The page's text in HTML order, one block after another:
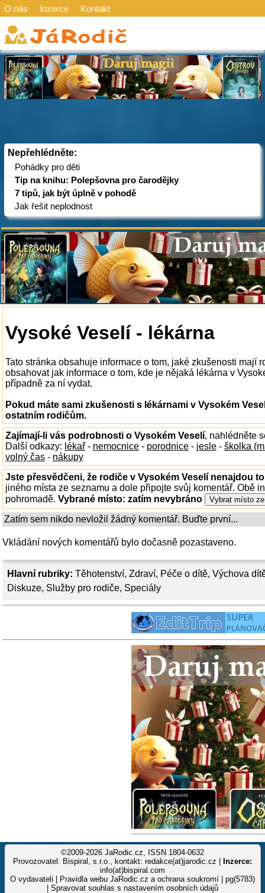
O nás Inzerce Kontakt
Nepřehlédněte:
Pohádky pro děti
Tip na knihu: Polepšovna pro čarodějky
7 tipů, jak být úplně v pohodě
Jak řešit neplodnost
Hlavní rubriky: Těhotenství, Zdraví, Péče o dítě, Výchova
Diskuze, Služby pro rodiče, Speciály
Vysoké Veselí - lékárna
Tato stránka obsahuje informace o tom, jaké zkušenosti mají
obsahovat jak informace o tom, kde je nějaká lékárna v
případně za ní vydat.
Pokud máte sami zkušenosti s lékárnami v Vysokém
ostatním rodičům.
Zajímají-li vás podrobnosti o Vysokém Veselí, nahlédněte
Další odkazy: lékař - nemocnice - porodnice - jesle - školka
volný čas - nákupy
Jste přesvědčeni, že rodiče v Vysokém Veselí nenajdou
jiného místa ze seznamu a dole připojte svůj komentář. Obě
pohromadě. Vybrané místo: zatím nevybráno
Zatím sem nikdo nevložil žádný komentář. Buďte první...
Vkládání nových komentářů bylo dočasně pozastaveno.
©2009-2026 JaRodic.cz, ISSN 1804-0632
Provozovatel: Bispiral, s.r.o., kontakt: redakce(at)jarodic.cz |
Inzerce:
info(at)bispiral.com
O vydavateli
Pravidla webu JaRodic.cz a ochrana soukromí | pg(5783)
Spravovat souhlas s nastavením osobních údajů